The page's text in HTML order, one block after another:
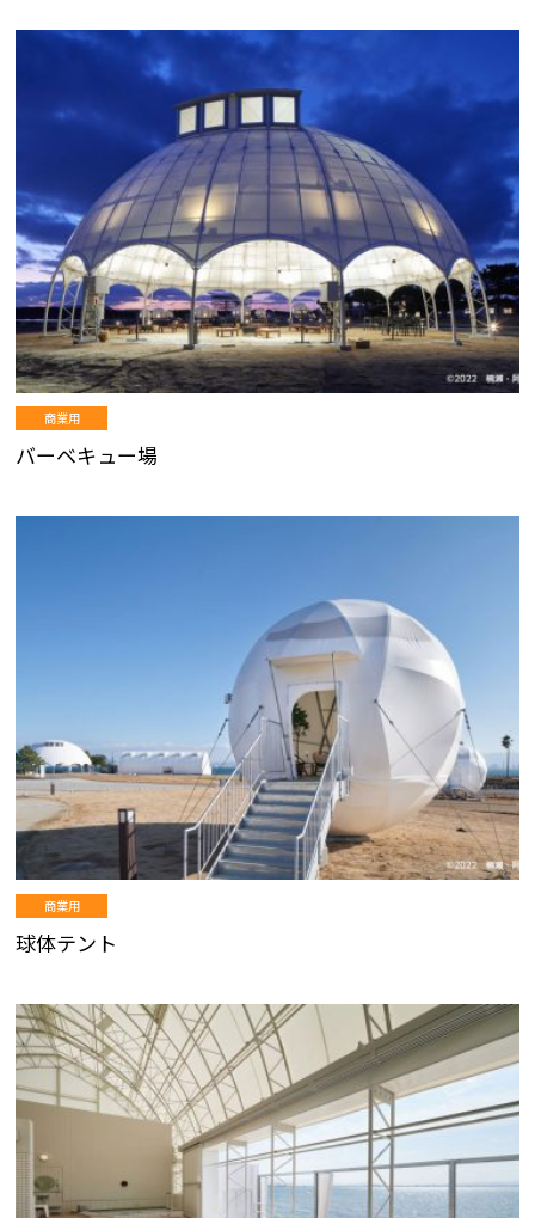
商業用
バーベキュー場
商業用
球体テント